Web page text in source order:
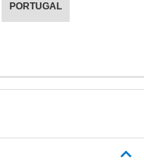
PORTUGAL